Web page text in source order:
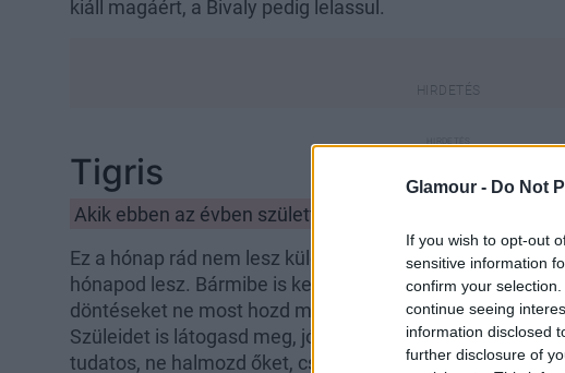
Glamour - Do Not
If you wish to opt-out
sensitive information
confirm your
continue seeing
information disclosed
further disclosure of
kiáll magáért, a Bivaly pedig lelassul.
Tigris
Akik ebben az évben születtek: 1938, 1950, 1962, 1974,
Ez a hónap rád nem lesz különösen hatással, de
hónapod lesz. Bármibe is kezdesz, a hónap energiája
döntéseket ne most hozd meg. Járj el barátaiddal,
Szüleidet is látogasd meg, jót fog tenni, fel fog tölteni!
tudatos, ne halmozd őket, csak a legfontosabbakat